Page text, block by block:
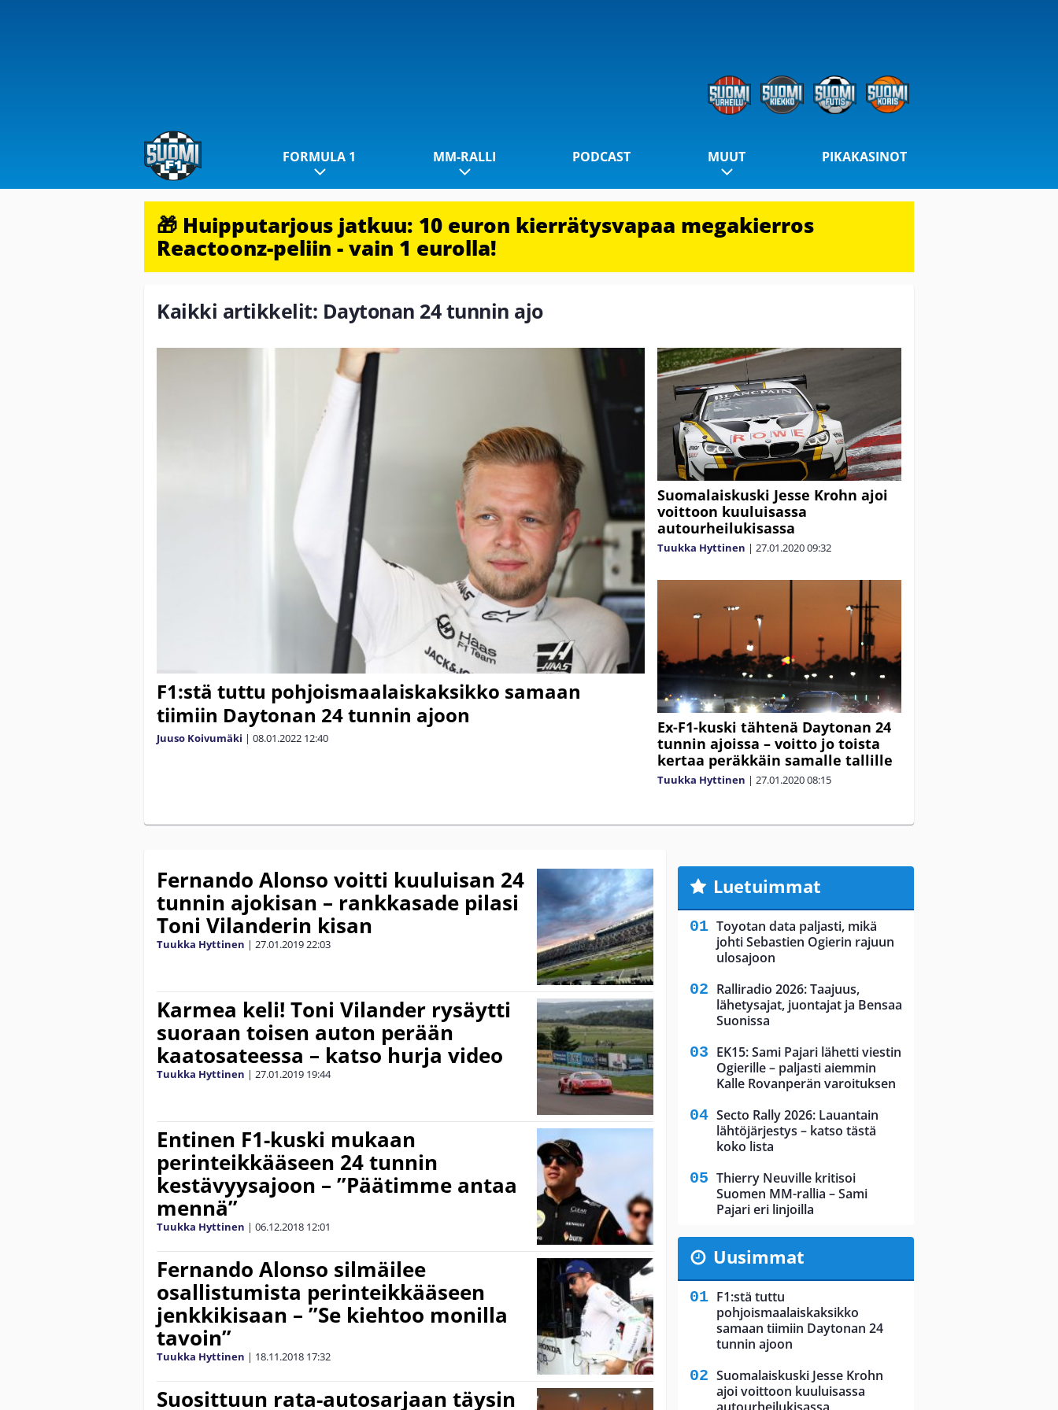
FORMULA 1 MM-RALLI PODCAST MUUT PIKAKASINOT
🎁 Huipputarjous jatkuu: 10 euron kierrätysvapaa megakierros
Reactoonz-peliin - vain 1 eurolla!
Kaikki artikkelit: Daytonan 24 tunnin ajo
F1:stä tuttu pohjoismaalaiskaksikko samaan
tiimiin Daytonan 24 tunnin ajoon
Juuso Koivumäki | 08.01.2022 12:40
Suomalaiskuski Jesse Krohn ajoi
voittoon kuuluisassa
autourheilukisassa
Tuukka Hyttinen | 27.01.202009:32
Ex-F1-kuski tähtenä Daytonan 24
tunnin ajoissa – voitto jo toista
kertaa peräkkäin samalle tallille
Tuukka Hyttinen | 27.01.202008:15
Fernando Alonso voitti kuuluisan 24
tunnin ajokisan – rankkasade pilasi
Toni Vilanderin kisan
Tuukka Hyttinen | 27.01.201922:03
Karmea keli! Toni Vilander rysäytti
suoraan toisen auton perään
kaatosateessa – katso hurja video
Tuukka Hyttinen | 27.01.2019 19:44
Entinen F1-kuski mukaan
perinteikkääseen 24 tunnin
kestävyysajoon – ”Päätimme antaa
mennä”
Tuukka Hyttinen | 06.12.2018 12:01
Fernando Alonso silmäilee
osallistumista perinteikkääseen
jenkkikisaan – ”Se kiehtoo monilla
tavoin”
Tuukka Hyttinen | 18.11.2018 17:32
Suosittuun rata-autosarjaan täysin
Luetuimmat
Toyotan data paljasti, mikä
johti Sebastien Ogierin rajuun
ulosajoon
Ralliradio 2026: Taajuus,
lähetysajat, juontajat ja Bensaa
Suonissa
EK15: Sami Pajari lähetti viestin
Ogierille – paljasti aiemmin
Kalle Rovanperän varoituksen
Secto Rally 2026: Lauantain
lähtöjärjestys – katso tästä
koko lista
Thierry Neuville kritisoi
Suomen MM-rallia – Sami
Pajari eri linjoilla
Uusimmat
F1:stä tuttu
pohjoismaalaiskaksikko
samaan tiimiin Daytonan 24
tunnin ajoon
Suomalaiskuski Jesse Krohn
ajoi voittoon kuuluisassa